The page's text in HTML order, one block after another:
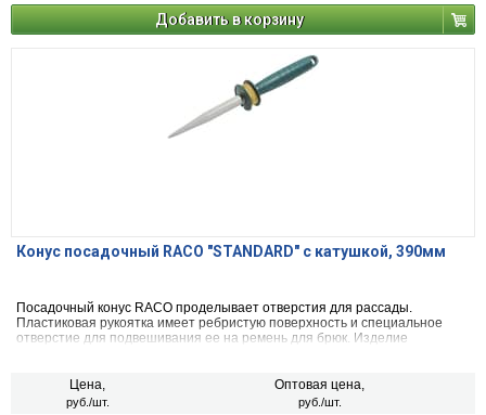
Добавить в корзину
Конус посадочный RACO ″STANDARD″ с катушкой, 390мм
Посадочный конус RACO проделывает отверстия для рассады.
Пластиковая рукоятка имеет ребристую поверхность и специальное
отверстие для подвешивания ее на ремень для брюк. Изделие
Цена,
руб./шт.
Оптовая цена,
руб./шт.